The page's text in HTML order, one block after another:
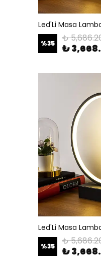
Led'Li Masa
%35 ₺
₺
Led'Li Masa
%35 ₺
₺